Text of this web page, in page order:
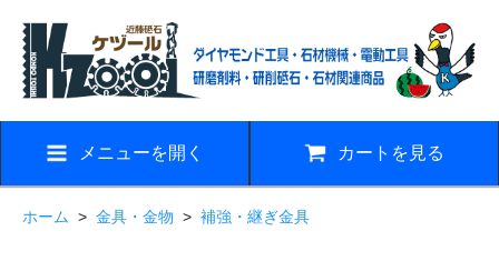
メニューを開く カートを見る
ホーム > 金具・金物 > 補強・継ぎ金具